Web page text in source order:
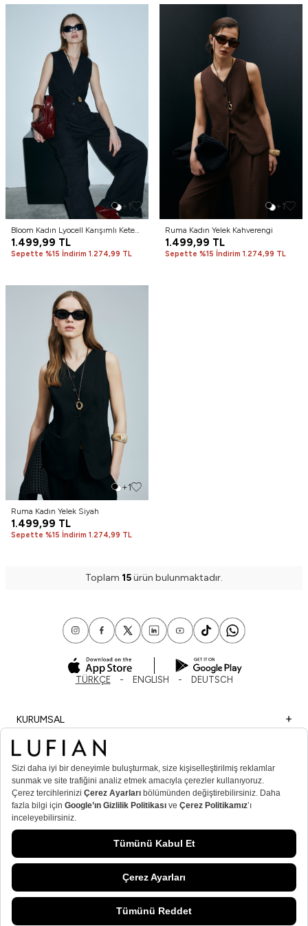
+1
Bloom Kadın Lyocell Karışımlı Keten
Yelek Siyah
1.499,99 TL
Sepette %15 İndirim 1.274,99 TL
+1
Ruma Kadın Yelek Kahverengi
1.499,99 TL
Sepette %15 İndirim 1.274,99 TL
+1
Ruma Kadın Yelek Siyah
1.499,99 TL
Sepette %15 İndirim 1.274,99 TL
Toplam 15ürün bulunmaktadır.
TÜRKÇE ENGLISH DEUTSCH
KURUMSAL
ALIŞVERİŞ
ÖNEMLİ BİLGİLER
ÜYE
ERKEK POPÜLER KATEGORİLER
KADIN POPÜLER KATEGORİLER
© Lufian.com 2026 Tüm Hakları Saklıdır